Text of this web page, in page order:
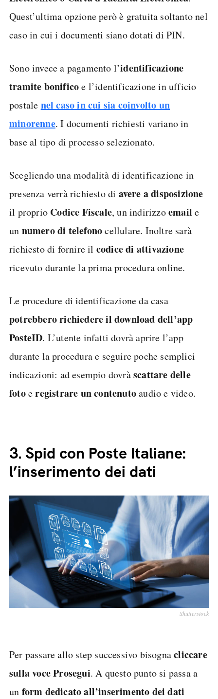
Quest’ultima opzione però è gratuita soltanto nel
caso in cui i documenti siano dotati di PIN.
Sono invece a pagamento l’identificazione
tramite bonificoe l’identificazione in ufficio
postale nel caso in cui sia coinvolto un
minorenne. I documenti richiesti variano in
base al tipo di processo selezionato.
Scegliendo una modalità di identificazione in
presenza verrà richiesto di avere a disposizione
il proprio Codice Fiscale, un indirizzoemail e
un numero di telefonocellulare. Inoltre sarà
richiesto di fornire il codice di attivazione
ricevuto durante la prima procedura online.
Le procedure di identificazione da casa
potrebbero richiedere il download dell’app
PosteID. L’utente infatti dovrà aprire l’app
durante la procedura e seguire poche semplici
indicazioni: ad esempio dovràscattare delle
fotoeregistrare un contenutoaudio e video.
3. Spid con Poste Italiane:
l’inserimento dei dati
Shutterstock
Per passare allo step successivo bisognacliccare
sulla voce Prosegui. A questo punto si passa a
un form dedicato all’inserimento dei dati